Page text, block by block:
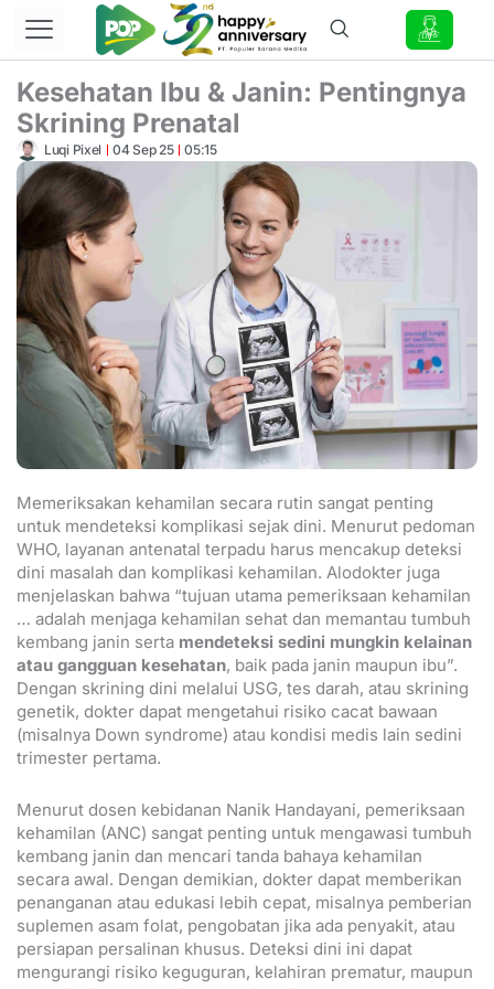
Lewati
konten
Kesehatan Ibu & Janin: Pentingnya
Skrining Prenatal
Luqi Pixel 04 Sep 25 05:15
Memeriksakan kehamilan secara rutin sangat penting
untuk mendeteksi komplikasi sejak dini. Menurut pedoman
WHO, layanan antenatal terpadu harus mencakup deteksi
dini masalah dan komplikasi kehamilan. Alodokter juga
menjelaskan bahwa “tujuan utama pemeriksaan kehamilan
… adalah menjaga kehamilan sehat dan memantau tumbuh
kembang janin serta mendeteksi sedini mungkin kelainan
atau gangguan kesehatan, baik pada janin maupun ibu”.
Dengan skrining dini melalui USG, tes darah, atau skrining
genetik, dokter dapat mengetahui risiko cacat bawaan
(misalnya Down syndrome) atau kondisi medis lain sedini
trimester pertama.
Menurut dosen kebidanan Nanik Handayani, pemeriksaan
kehamilan (ANC) sangat penting untuk mengawasi tumbuh
kembang janin dan mencari tanda bahaya kehamilan
secara awal. Dengan demikian, dokter dapat memberikan
penanganan atau edukasi lebih cepat, misalnya pemberian
suplemen asam folat, pengobatan jika ada penyakit, atau
persiapan persalinan khusus. Deteksi dini ini dapat
mengurangi risiko keguguran, kelahiran prematur, maupun